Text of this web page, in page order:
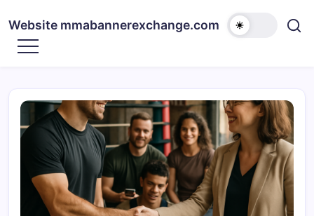
to
content
Website mmabannerexchange.com